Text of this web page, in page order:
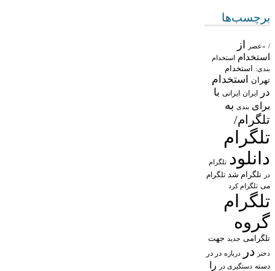
برچسب‌ها
/ «عصر از
استخدام استخدام
بندی: استخدام
تهران
استخدام
در
ایران ایرانی با
برای بندی به
تلگرام/
تلگرام
دانلود تلگرام
در تلگرام شد تلگرام
می تلگرام کرد
تلگرام
گروه
تلگرامی جدید جهت
دختر در درباره در در
دسته دستگیری در را